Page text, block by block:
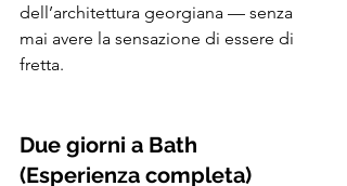
dell’architettura georgiana — senza
mai avere la sensazione di essere di
fretta.
Due giorni a Bath
(Esperienza completa)